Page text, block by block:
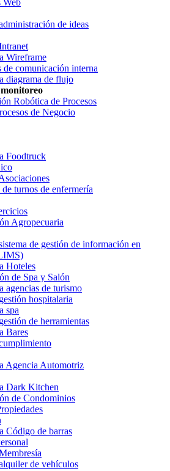
Web
de ideas
Wireframe
de comunicación interna
diagrama de flujo
Robótica de Procesos
de Negocio
Foodtruck
turnos de enfermería
Agropecuaria
de gestión de información en
Hoteles
de Spa y Salón
agencias de turismo
hospitalaria
spa
de herramientas
Bares
Agencia Automotriz
Dark Kitchen
de Condominios
Código de barras
de vehículos